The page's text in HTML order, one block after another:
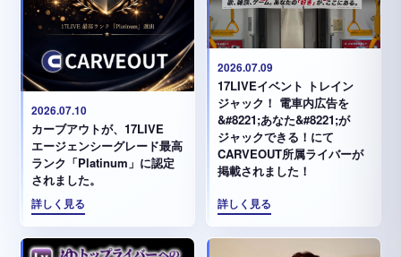
2026.07.10
カーブアウトが、17LIVE
エージェンシーグレード最高
ランク「Platinum」に認定
されました。
詳しく見る
2026.07.09
17LIVEイベント トレイン
ジャック！ 電車内広告を
&#8221;あなた&#8221;が
ジャックできる！にて
CARVEOUT所属ライバーが
掲載されました！
詳しく見る